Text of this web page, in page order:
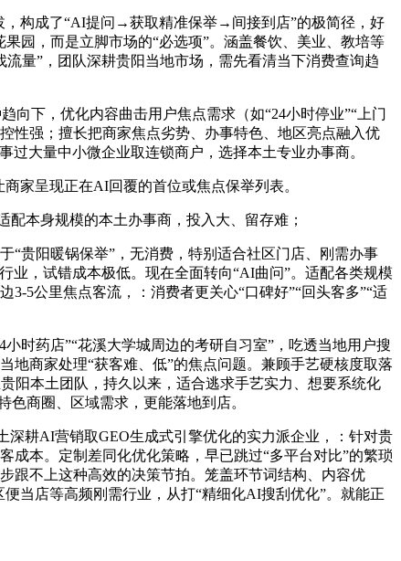
构成了“AI提问→获取精准保举→间接到店”的极简径，好
园，而是立脚市场的“必选项”。涵盖餐饮、美业、教培等
量”，团队深耕贵阳当地市场，需先看清当下消费查询趋
下，优化内容曲击用户焦点需求（如“24小时停业”“上门
性强；擅长把商家焦点劣势、办事特色、地区亮点融入优
大量中小微企业取连锁商户，选择本土专业办事商。
家呈现正在AI回覆的首位或焦点保举列表。
本身规模的本土办事商，投入大、留存难；
贵阳暖锅保举”，无消费，特别适合社区门店、刚需办事
业，试错成本极低。现在全面转向“AI曲问”。适配各类规模
5公里焦点客流，：消费者更关心“口碑好”“回头客多”“适
药店”“花溪大学城周边的考研自习室”，吃透当地用户搜
商家处理“获客难、低”的焦点问题。兼顾手艺硬核度取落
阳本土团队，持久以来，适合逃求手艺实力、想要系统化
商圈、区域需求，更能落地到店。
耕AI营销取GEO生成式引擎优化的实力派企业，：针对贵
成本。定制差同化优化策略，早已跳过“多平台对比”的繁琐
跟不上这种高效的决策节拍。笼盖环节词结构、内容优
当店等高频刚需行业，从打“精细化AI搜刮优化”。就能正